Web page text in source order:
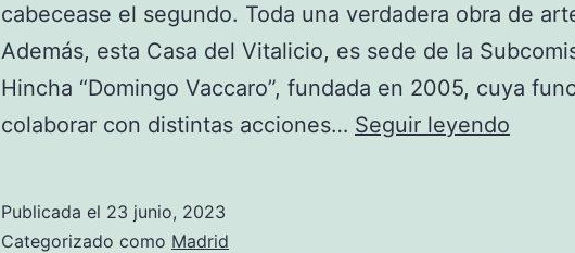
cabecease el segundo. Toda una verdadera obra de
Además, esta Casa del Vitalicio, es sede de la
Hincha “Domingo Vaccaro”, fundada en 2005, cuya
colaborar con distintas acciones… Seguir leyendo
Publicada el 23 junio, 2023
Categorizado como Madrid